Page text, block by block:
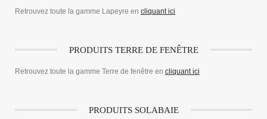
Retrouvez toute la gamme Lapeyre en cliquant ici
PRODUITS TERRE DE FENÊTRE
Retrouvez toute la gamme Terre de fenêtre en cliquant ici
PRODUITS SOLABAIE